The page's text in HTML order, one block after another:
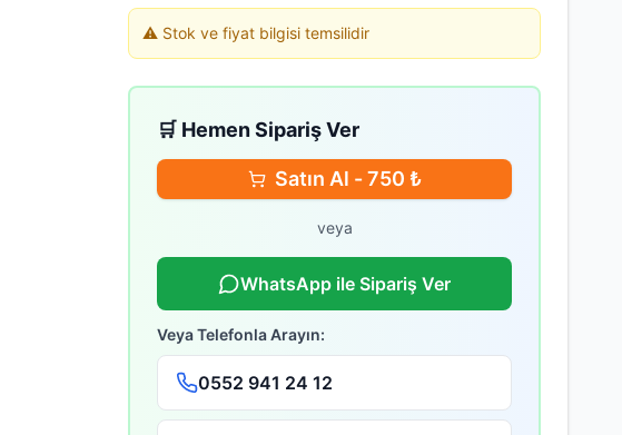
⚠️ Stok ve fiyat bilgisi temsilidir
🛒 Hemen Sipariş Ver
Satın Al -750 ₺
veya
WhatsApp ile Sipariş Ver
Veya Telefonla Arayın:
0552 941 24 12